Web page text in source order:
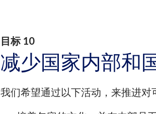
目标10
减少国家内部和
我们希望通过以下活动，来推进对